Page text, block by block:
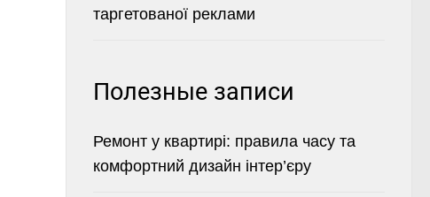
таргетованої реклами
Полезные записи
Ремонт у квартирі: правила часу та
комфортний дизайн інтер’єру